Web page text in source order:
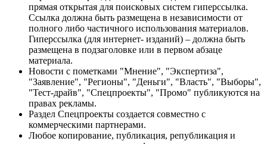
прямая открытая для поисковых систем гиперссылка.
Ссылка должна быть размещена в независимости от
полного либо частичного использования материалов.
Гиперссылка (для интернет- изданий) – должна быть
размещена в подзаголовке или в первом абзаце
материала.
Новости с пометками "Мнение", "Экспертиза",
"Заявление", "Регионы", "Деньги", "Власть", "Выборы",
"Тест-драйв", "Спецпроекты", "Промо" публикуются на
правах рекламы.
Раздел Спецпроекты создается совместно с
коммерческими партнерами.
Любое копирование, публикация, републикация и